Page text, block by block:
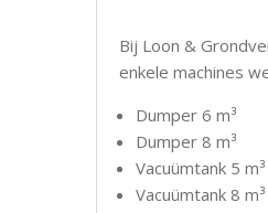
Bij Loon &
enkele machines
Dumper 6 m³
Dumper 8 m³
Vacuümtank 5 m³
Vacuümtank 8 m³